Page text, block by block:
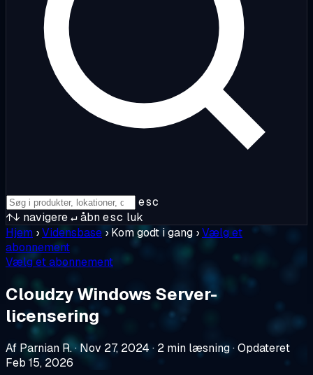
esc
↑↓ navigere↵åbnesc luk
Hjem ›Vidensbase› Kom godt i gang ›Vælg et
abonnement
Vælg et abonnement
Cloudzy Windows Server-
licensering
Af Parnian R.·Nov 27, 2024 · 2 min læsning·Opdateret
Feb 15, 2026